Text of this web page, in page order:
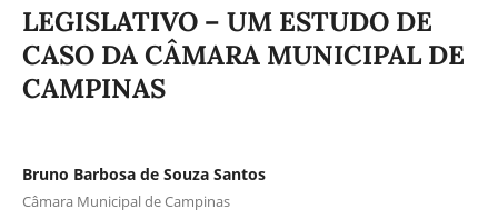
LEGISLATIVO – UM ESTUDO DE
CASO DA CÂMARA MUNICIPAL DE
CAMPINAS
Bruno Barbosa de Souza Santos
Câmara Municipal de Campinas